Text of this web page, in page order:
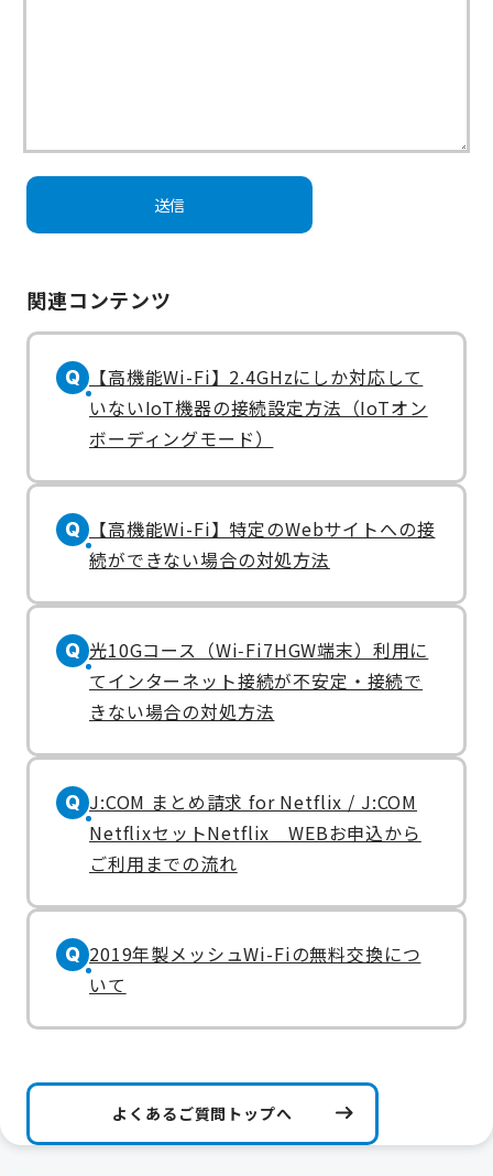
関連コンテンツ
Q
【高機能Wi-Fi】2.4GHzにしか対応して
いないIoT機器の接続設定方法（IoTオン
ボーディングモード）
Q
【高機能Wi-Fi】特定のWebサイトへの接
続ができない場合の対処方法
Q 光10Gコース（Wi‑Fi7HGW端末）利用に
てインターネット接続が不安定・接続で
きない場合の対処方法
Q J:COM まとめ請求 for Netflix / J:COM
NetflixセットNetflix WEBお申込から
ご利用までの流れ
Q 2019年製メッシュWi-Fiの無料交換につ
いて
よくあるご質問トップへ